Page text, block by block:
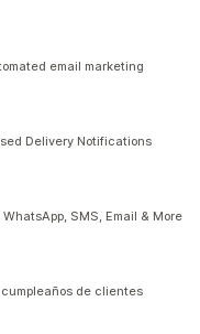
email marketing
Delivery Notifications
SMS, Email & More
cumpleaños de clientes